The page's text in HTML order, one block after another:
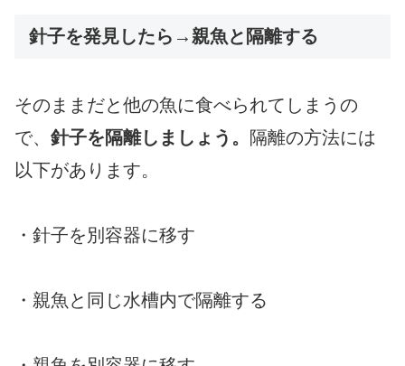
針子を発見したら→親魚と隔離する
そのままだと他の魚に食べられてしまうの
で、 針子を隔離しましょう。 隔離の方法には
以下があります。
・針子を別容器に移す
・親魚と同じ水槽内で隔離する